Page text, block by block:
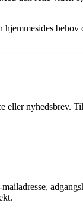
behov
eller nyhedsbrev.